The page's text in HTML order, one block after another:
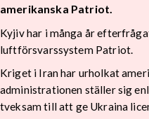
amerikanska Patriot.
Kyjiv har i många år
luftförsvarssystem Patriot.
Kriget i Iran har urholkat
administrationen ställer sig
tveksam till att ge Ukraina